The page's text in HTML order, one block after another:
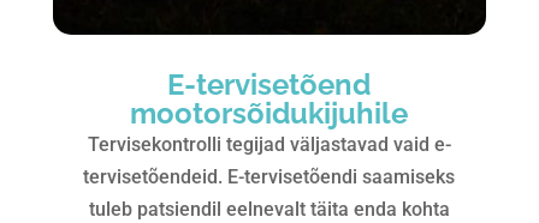
E-tervisetõend
mootorsõidukijuhile
Tervisekontrolli tegijad väljastavad vaid e-
tervisetõendeid. E-tervisetõendi saamiseks
tuleb patsiendil eelnevalt täita enda kohta